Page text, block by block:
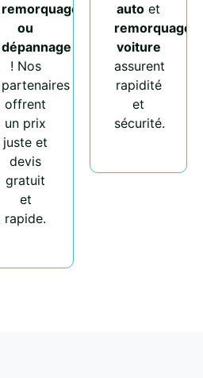
remorquage
ou
dépannage
! Nos
partenaires
offrent
un prix
juste et
devis
gratuit
et
rapide.
auto et
remorquage
voiture
assurent
rapidité
et
sécurité.